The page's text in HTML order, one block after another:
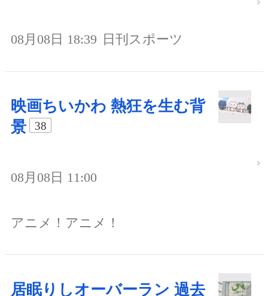
08月08日 18:39 日刊スポーツ
映画ちいかわ 熱狂を生む背
景
38
08月08日 11:00
アニメ！アニメ！
居眠りしオーバーラン 過去